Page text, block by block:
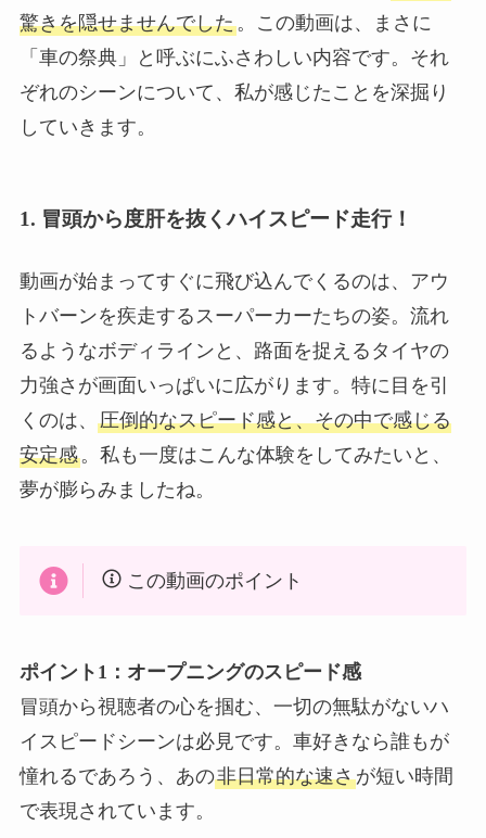
驚きを隠せませんでした。この動画は、まさに
「車の祭典」と呼ぶにふさわしい内容です。それ
ぞれのシーンについて、私が感じたことを深掘り
していきます。
1. 冒頭から度肝を抜くハイスピード走行！
動画が始まってすぐに飛び込んでくるのは、アウ
トバーンを疾走するスーパーカーたちの姿。流れ
るようなボディラインと、路面を捉えるタイヤの
力強さが画面いっぱいに広がります。特に目を引
くのは、 圧倒的なスピード感と、その中で感じる
安定感。私も一度はこんな体験をしてみたいと、
夢が膨らみましたね。
この動画のポイント
ポイント1：オープニングのスピード感
冒頭から視聴者の心を掴む、一切の無駄がないハ
イスピードシーンは必見です。車好きなら誰もが
憧れるであろう、あの非日常的な速さが短い時間
で表現されています。